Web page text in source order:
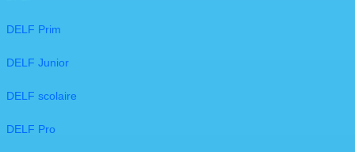
DELF Prim
DELF Junior
DELF scolaire
DELF Pro